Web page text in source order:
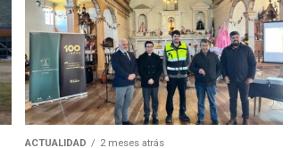
ACTUALIDAD 2 meses atrás